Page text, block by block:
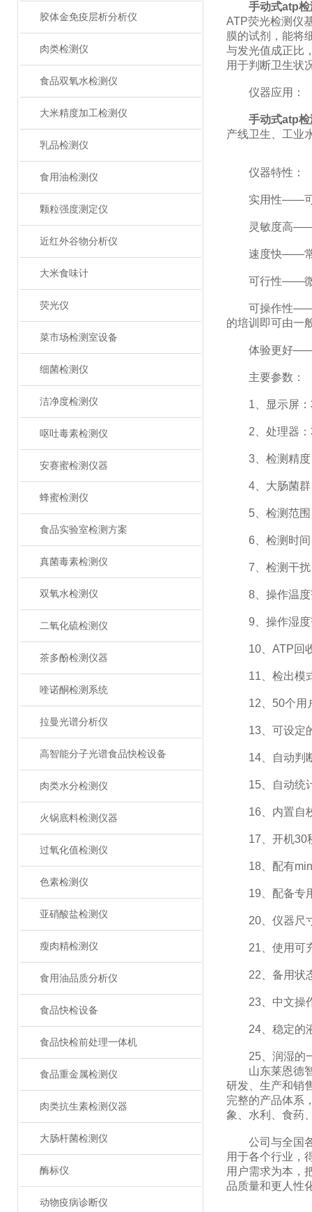
胶体金免疫层析分析仪
肉类检测仪
食品双氧水检测仪
大米精度加工检测仪
乳品检测仪
食用油检测仪
颗粒强度测定仪
近红外谷物分析仪
大米食味计
荧光仪
菜市场检测室设备
细菌检测仪
洁净度检测仪
呕吐毒素检测仪
安赛蜜检测仪器
蜂蜜检测仪
食品实验室检测方案
真菌毒素检测仪
双氧水检测仪
二氧化硫检测仪
茶多酚检测仪器
喹诺酮检测系统
拉曼光谱分析仪
高智能分子光谱食品快检设备
肉类水分检测仪
火锅底料检测仪器
过氧化值检测仪
色素检测仪
亚硝酸盐检测仪
瘦肉精检测仪
食用油品质分析仪
食品快检设备
食品快检前处理一体机
食品重金属检测仪
肉类抗生素检测仪器
大肠杆菌检测仪
酶标仪
动物疫病诊断仪
手动式atp检
ATP荧光检测仪
膜的试剂，能将
与发光值成正比
用于判断卫生状
仪器应用：
手动式atp检
产线卫生、工业
仪器特性：
实用性——可根
灵敏度高
速度快——常规
可行性——微生
可操作性——传
的培训即可由一
体验更好——试
主要参数：
1、显示屏：
2、处理器：
3、检测精度
4、大肠菌群
5、检测范围
6、检测时间
7、检测干扰
8、操作温度
9、操作湿度
10、ATP回收
11、检出模式
12、50个用
13、可设定的
14、自动判
15、自动统
16、内置自
17、开机30
18、配有
19、配备专用
20、仪器尺寸
21、使用可充
22、备用状
23、中文操
24、稳定的
25、润湿的
山东莱恩德智
研发、生产和销
完整的产品体系
象、水利、食药
公司与全国各
用于各个行业，
用户需求为本，
品质量和更人性